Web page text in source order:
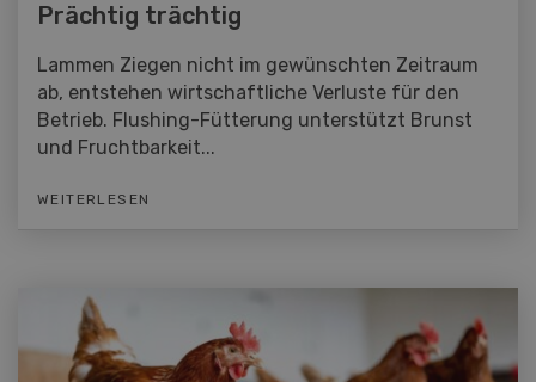
Prächtig trächtig
Lammen Ziegen nicht im gewünschten Zeitraum
ab, entstehen wirtschaftliche Verluste für den
Betrieb. Flushing-Fütterung unterstützt Brunst
und Fruchtbarkeit...
WEITERLESEN